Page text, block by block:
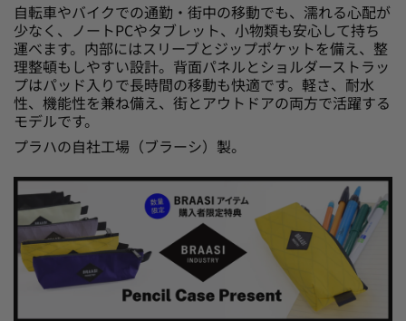
自転車やバイクでの通勤・街中の移動でも、濡れる心配が
少なく、ノートPCやタブレット、小物類も安心して持ち
運べます。内部にはスリーブとジップポケットを備え、整
理整頓もしやすい設計。背面パネルとショルダーストラッ
プはパッド入りで長時間の移動も快適です。軽さ、耐水
性、機能性を兼ね備え、街とアウトドアの両方で活躍する
モデルです。
プラハの自社工場（ブラーシ）製。